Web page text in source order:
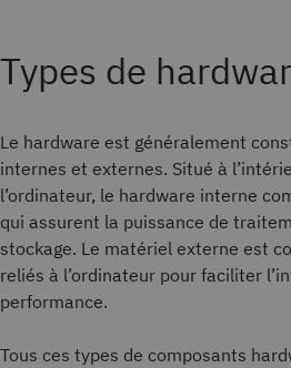
Types de
Le hardware est généralement
internes et externes. Situé à
l’ordinateur, le hardware interne
qui assurent la puissance de
stockage. Le matériel externe est
reliés à l’ordinateur pour faciliter
performance.
Tous ces types de composants